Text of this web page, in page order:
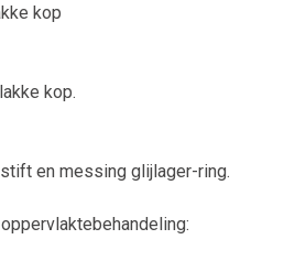
kop
kop.
en messing glijlager-ring.